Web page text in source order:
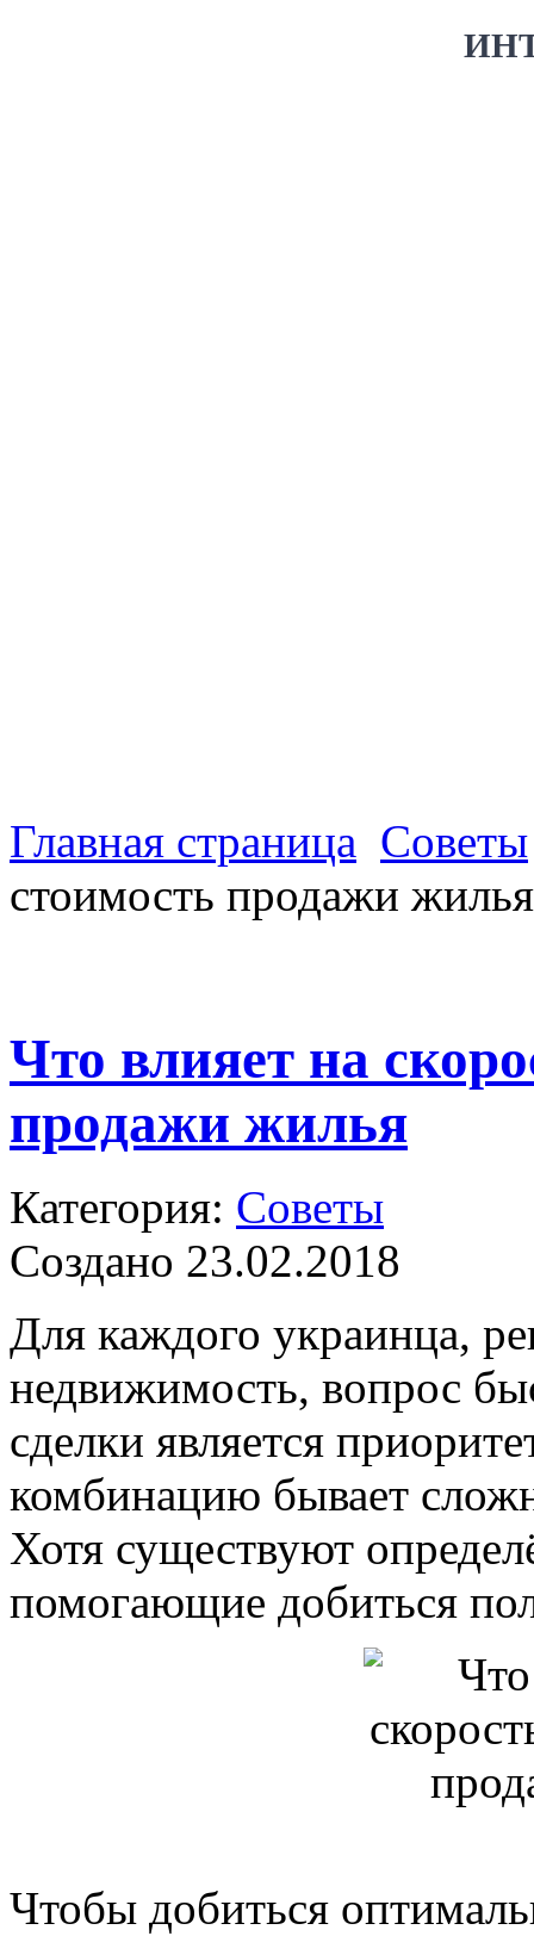
Главная страница Советы
стоимость продажи жилья
Что влияет на
продажи жилья
Категория: Советы
Создано 23.02.2018
Для каждого украинца,
недвижимость, вопрос
сделки является
комбинацию бывает
Хотя существуют
помогающие добиться
Чтобы добиться